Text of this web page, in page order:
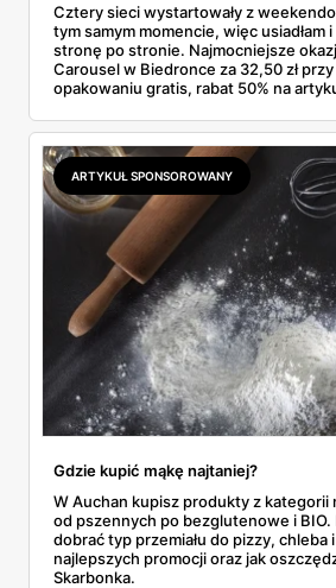
Cztery sieci wystartowały z
tym samym momencie, więc usiadłam i
stronę po stronie. Najmocniejsze
Carousel w Biedronce za 32,50 zł
opakowaniu gratis, rabat 50% na
2,99 zł za kilogram, ale wyłącznie w
odpowiada masłem za 2,99 zł.
najwięcej wyciśniesz z Biedronki, po
do Aldi.
ARTYKUŁ SPONSOROWANY
Gdzie kupić mąkę najtaniej?
W Auchan kupisz produkty z kategorii
od pszennych po bezglutenowe i BIO.
dobrać typ przemiału do pizzy, chleba
najlepszych promocji oraz jak
Skarbonka.